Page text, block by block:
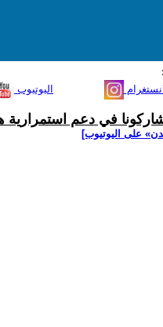
اليوتيوب
في دعم استمرارية
على اليوتيوب]